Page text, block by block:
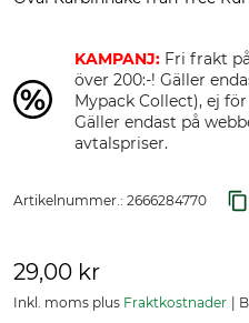
KAMPANJ: Fri frakt
över 200:-! Gäller
Mypack Collect), ej
Gäller endast på
avtalspriser.
Artikelnummer.: 2666284770
29,00 kr
Inkl. moms plus Fraktkostnader